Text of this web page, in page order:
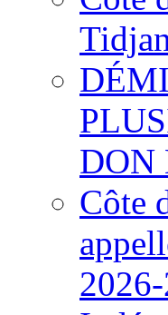
DON
Côte